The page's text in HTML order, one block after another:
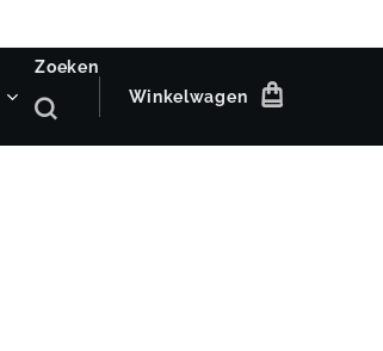
Zoeken
Winkelwagen